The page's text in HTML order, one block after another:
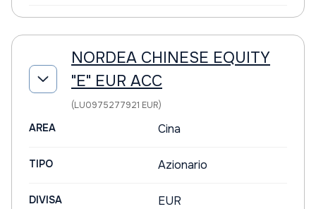
NORDEA CHINESE EQUITY
"E" EUR ACC
(LU0975277921 EUR)
AREA Cina
TIPO Azionario
DIVISA EUR